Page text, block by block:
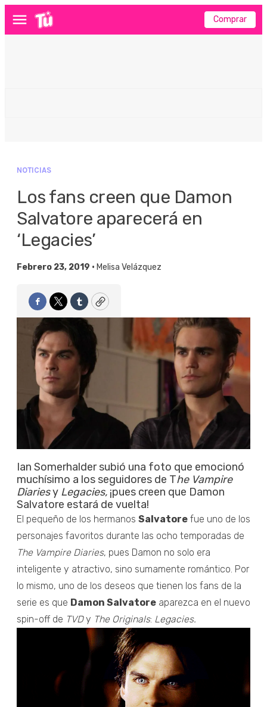
Menú Comprar
NOTICIAS
Los fans creen que Damon
Salvatore aparecerá en
‘Legacies’
Febrero 23, 2019 • Melisa Velázquez
Facebook
TwitterTumblrCopy
Ian Somerhalder subió una foto que emocionó
muchísimo a los seguidores de The Vampire
Diariesy Legacies, ¡pues creen que Damon
Salvatore estará de vuelta!
El pequeño de los hermanos Salvatore fue uno de los
personajes favoritos durante las ocho temporadas de
The Vampire Diaries, pues Damon no solo era
inteligente y atractivo, sino sumamente romántico. Por
lo mismo, uno de los deseos que tienen los fans de la
serie es que Damon Salvatore aparezca en el nuevo
spin-off de TVDy The Originals: Legacies.